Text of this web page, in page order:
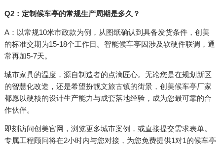
Q2：定制候车亭的常规生产周期是多久？
A：以常规10米市政款为例，从图纸确认到具备发货条件，创美
的标准交期为15-18个工作日。智能候车亭因涉及软硬件联调，通
常再加5-7天。
城市家具的温度，源自制造者的点滴匠心。无论您是在规划新区
的智慧化改造，还是希望扮靓文旅古镇的街景，创美候车亭厂家
都愿以硬核的设计生产能力与成套落地经验，成为您最可靠的合
作伙伴。
即刻访问创美官网，浏览更多城市案例，或直接提交需求表单。
专属工程顾问将在2小时内与您对接，为您免费提供1对1的候车亭